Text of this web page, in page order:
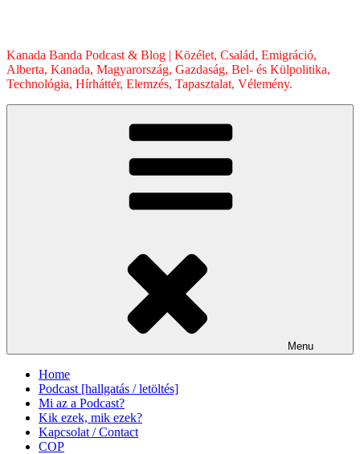
Kanada Banda Podcast & Blog | Közélet, Család, Emigráció,
Alberta, Kanada, Magyarország, Gazdaság, Bel- és Külpolitika,
Technológia, Hírháttér, Elemzés, Tapasztalat, Vélemény.
Menu
Home
Podcast [hallgatás / letöltés]
Mi az a Podcast?
Kik ezek, mik ezek?
Kapcsolat / Contact
COP